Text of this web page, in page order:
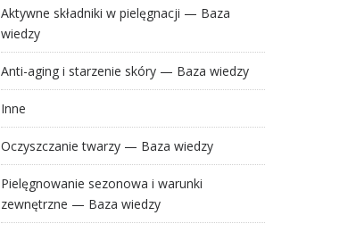
Aktywne składniki w pielęgnacji — Baza
wiedzy
Anti-aging i starzenie skóry — Baza wiedzy
Inne
Oczyszczanie twarzy — Baza wiedzy
Pielęgnowanie sezonowa i warunki
zewnętrzne — Baza wiedzy